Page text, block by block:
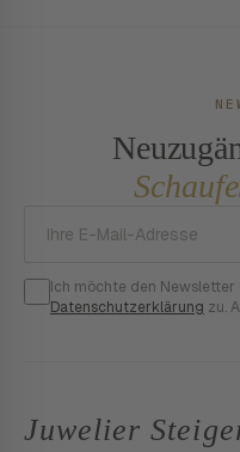
Ich möchte den
Datenschutzerklärung zu.
Juwelier